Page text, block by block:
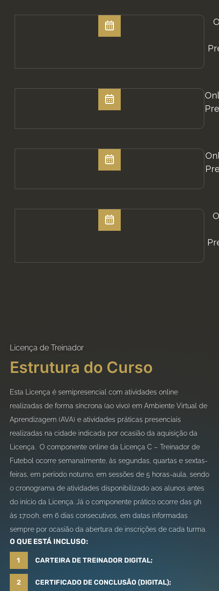
Licença de Treinador
Estrutura do Curso
Esta Licença é semipresencial com atividades online
realizadas de forma síncrona (ao vivo) em Ambiente Virtual de
Aprendizagem (AVA) e atividades práticas presenciais
realizadas na cidade indicada por ocasião da aquisição da
Licença. O componente online da Licença C – Treinador de
Futebol ocorre semanalmente, às segundas, quartas e sextas-
feiras, em período noturno, em sessões de 5 horas-aula, sendo
o cronograma de atividades disponibilizado aos alunos antes
do início da Licença. Já o componente prático ocorre das 9h
às 17:00h, em 6 dias consecutivos, em datas informadas
sempre por ocasião da abertura de inscrições de cada turma.
O QUE ESTÁ INCLUSO:
1 CARTEIRA DE TREINADOR DIGITAL;
2 CERTIFICADO DE CONCLUSÃO (DIGITAL);